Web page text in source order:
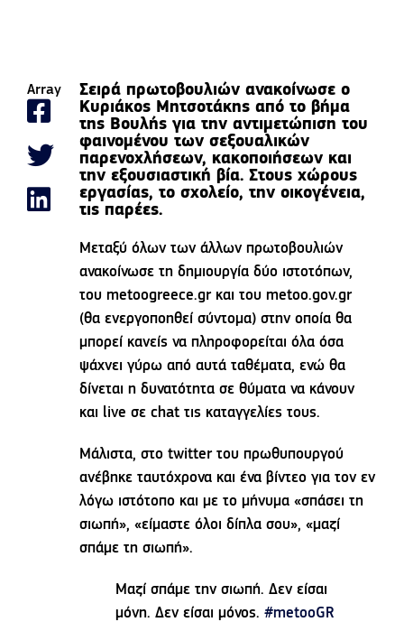
Array
Σειρά πρωτοβουλιών ανακοίνωσε ο
Κυριάκος Μητσοτάκης από το βήμα
της Βουλής για την αντιμετώπιση του
φαινομένου των σεξουαλικών
παρενοχλήσεων, κακοποιήσεων και
την εξουσιαστική βία. Στους χώρους
εργασίας, το σχολείο, την οικογένεια,
τις παρέες.
Μεταξύ όλων των άλλων πρωτοβουλιών
ανακοίνωσε τη δημιουργία δύο ιστοτόπων,
του metoogreece.gr και του metoo.gov.gr
(θα ενεργοποηθεί σύντομα) στην οποία θα
μπορεί κανείς να πληροφορείται όλα όσα
ψάχνει γύρω από αυτά ταθέματα, ενώ θα
δίνεται η δυνατότητα σε θύματα να κάνουν
και live σε chat τις καταγγελίες τους.
Μάλιστα, στο twitter του πρωθυπουργού
ανέβηκε ταυτόχρονα και ένα βίντεο για τον εν
λόγω ιστότοπο και με το μήνυμα «σπάσει τη
σιωπή», «είμαστε όλοι δίπλα σου», «μαζί
σπάμε τη σιωπή».
Μαζί σπάμε την σιωπή. Δεν είσαι
μόνη. Δεν είσαι μόνος.#metooGR